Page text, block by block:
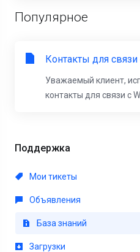
Поддержка
Мои тикеты
Объявления
База знаний
Загрузки
Популярное
Контакты для связи
Уважаемый клиент,
контакты для связи с